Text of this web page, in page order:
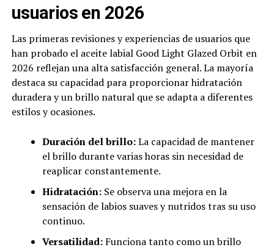
usuarios en 2026
Las primeras revisiones y experiencias de usuarios que
han probado el aceite labial Good Light Glazed Orbit en
2026 reflejan una alta satisfacción general. La mayoría
destaca su capacidad para proporcionar hidratación
duradera y un brillo natural que se adapta a diferentes
estilos y ocasiones.
Duración del brillo:La capacidad de mantener
el brillo durante varias horas sin necesidad de
reaplicar constantemente.
Hidratación:Se observa una mejora en la
sensación de labios suaves y nutridos tras su uso
continuo.
Versatilidad:Funciona tanto como un brillo